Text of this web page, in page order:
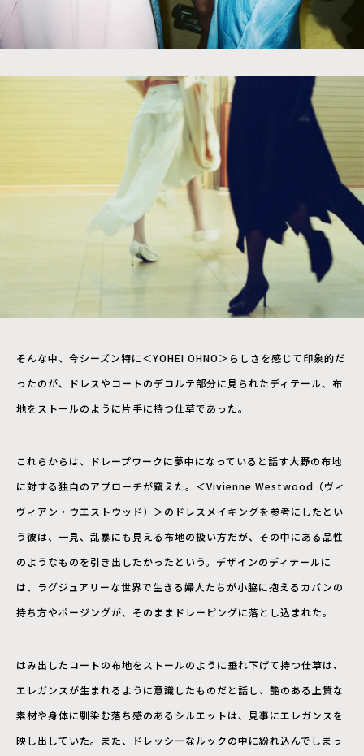
そんな中、今シーズン特に＜YOHEI OHNO＞らしさを感じて印象的だ
ったのが、ドレスやコートのデコルテ部分に見られたディテール、布
地をストールのように片手に持つ仕草であった。
これらからは、ドレープワークに夢中になっていると話す大野の布地
に対する独自のアプローチが窺えた。＜Vivienne Westwood（ヴィ
ヴィアン・ウエストウッド）＞のドレスメイキングを参考にしたとい
う彼は、一見、乱暴にも見える布地の扱い方だが、その中にある品性
のようなものを引き出したかったという。デザインのディテールに
は、ラグジュアリーな世界で生きる婦人たちが小脇に抱えるカバンの
持ち方やポージングが、そのままドレーピングに落とし込まれた。
はみ出したコートの布地をストールのように垂れ下げて持つ仕草は、
エレガンスが生まれるように意識したものだと話し、艶のある上質な
素材や身体に馴染む落ち感のあるシルエットは、見事にエレガンスを
映し出していた。また、ドレッシーなルックの中に紛れ込んでしまっ